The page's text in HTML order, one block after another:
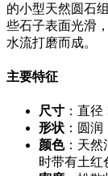
的小型天然圆石
些石子表面光滑
水流打磨而成。
主要特征
尺寸 ：直径
形状 ：圆
颜色：天然
时带有土红